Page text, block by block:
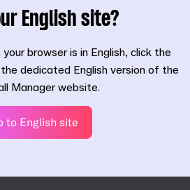
spiele?
English site?
browser is in English, click the
dedicated English version of the
Manager website.
to English site